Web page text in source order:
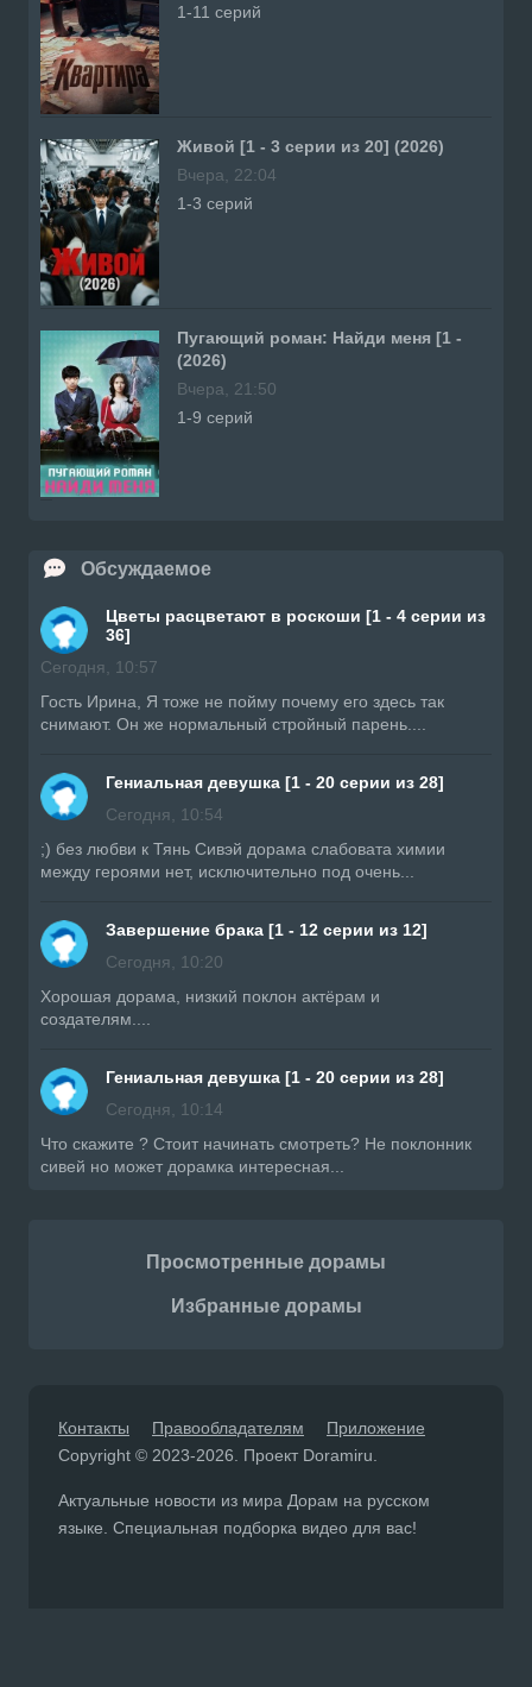
1-11 серий
Живой [1 - 3 серии из 20] (2026)
Вчера, 22:04
1-3 серий
Пугающий роман: Найди меня [1 -
(2026)
Вчера, 21:50
1-9 серий
Обсуждаемое
Цветы расцветают в роскоши [1 - 4 серии из
36]
Сегодня, 10:57
Гость Ирина, Я тоже не пойму почему его здесь так
снимают. Он же нормальный стройный парень....
Гениальная девушка [1 - 20 серии из 28]
Сегодня, 10:54
;) без любви к Тянь Сивэй дорама слабовата химии
между героями нет, исключительно под очень...
Завершение брака [1 - 12 серии из 12]
Сегодня, 10:20
Хорошая дорама, низкий поклон актёрам и
создателям....
Гениальная девушка [1 - 20 серии из 28]
Сегодня, 10:14
Что скажите ? Стоит начинать смотреть? Не поклонник
сивей но может дорамка интересная...
Просмотренные дорамы
Избранные дорамы
Контакты Правообладателям
Приложение
Copyright © 2023-2026. Проект Doramiru.
Актуальные новости из мира Дорам на русском
языке. Специальная подборка видео для вас!